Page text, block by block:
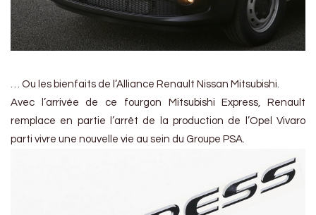
… Ou les bienfaits de l’Alliance Renault Nissan Mitsubishi.
Avec l’arrivée de ce fourgon Mitsubishi Express, Renault
remplace en partie l’arrêt de la production de l’Opel Vivaro
parti vivre une nouvelle vie au sein du Groupe PSA.